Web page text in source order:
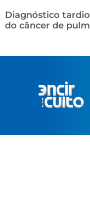
Diagnóstico
do câncer de